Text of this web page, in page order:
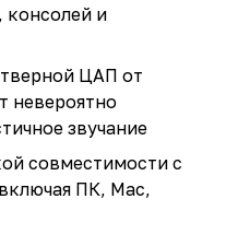
консолей и
ЦАП от
невероятно
звучание
совместимости с
ПК, Mac,